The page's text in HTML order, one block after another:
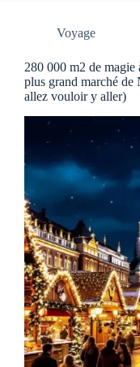
Voyage
280 000 m2 de magie
plus grand marché de
allez vouloir y aller)